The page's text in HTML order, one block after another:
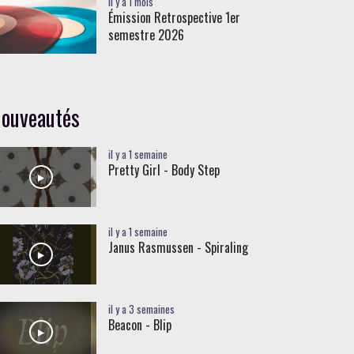
Émission Retrospective 1er
semestre 2026
il y a 1 semaine
Pretty Girl - Body Step
il y a 1 semaine
Janus Rasmussen - Spiraling
il y a 3 semaines
Beacon - Blip